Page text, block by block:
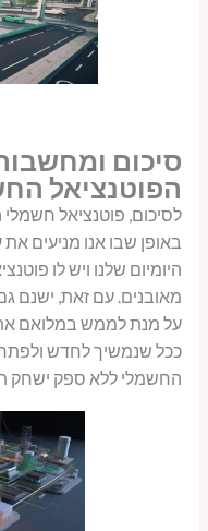
סיכום
הפוטנציאל
לסיכום, פוטנציאל
באופן שבו אנו מניעים את
היומיום שלנו ויש לו
מאובנים. עם זאת, ישנם
על מנת לממש במלואם
ככל שנמשיך לחדש ולפתח
החשמלי ללא ספק ישחק